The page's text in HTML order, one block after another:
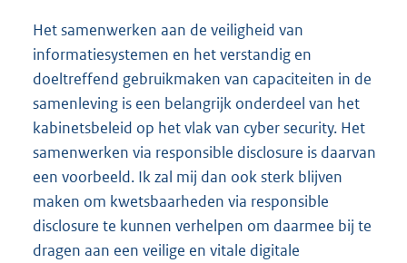
Het samenwerken aan de veiligheid van
informatiesystemen en het verstandig en
doeltreffend gebruikmaken van capaciteiten in de
samenleving is een belangrijk onderdeel van het
kabinetsbeleid op het vlak van cyber security. Het
samenwerken via responsible disclosure is daarvan
een voorbeeld. Ik zal mij dan ook sterk blijven
maken om kwetsbaarheden via responsible
disclosure te kunnen verhelpen om daarmee bij te
dragen aan een veilige en vitale digitale